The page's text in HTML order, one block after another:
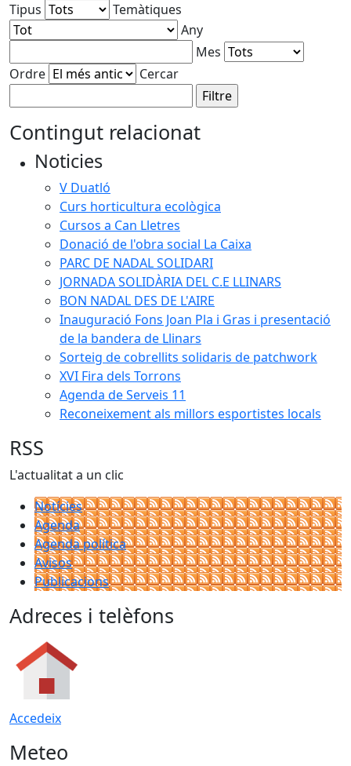
Tipus
Temàtiques
Any
Mes
Ordre
Cercar
Contingut relacionat
Noticies
V Duatló
Curs horticultura ecològica
Cursos a Can Lletres
Donació de l'obra social La Caixa
PARC DE NADAL SOLIDARI
JORNADA SOLIDÀRIA DEL C.E LLINARS
BON NADAL DES DE L'AIRE
Inauguració Fons Joan Pla i Gras i presentació
de la bandera de Llinars
Sorteig de cobrellits solidaris de patchwork
XVI Fira dels Torrons
Agenda de Serveis 11
Reconeixement als millors esportistes locals
RSS
L'actualitat a un clic
Notícies
Agenda
Agenda política
Avisos
Publicacions
Adreces i telèfons
Accedeix
Meteo